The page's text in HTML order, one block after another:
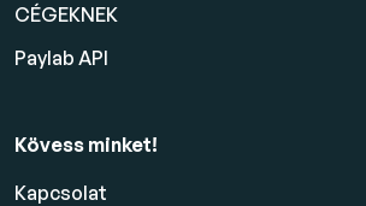
CÉGEKNEK
Paylab API
Kövess minket!
Kapcsolat